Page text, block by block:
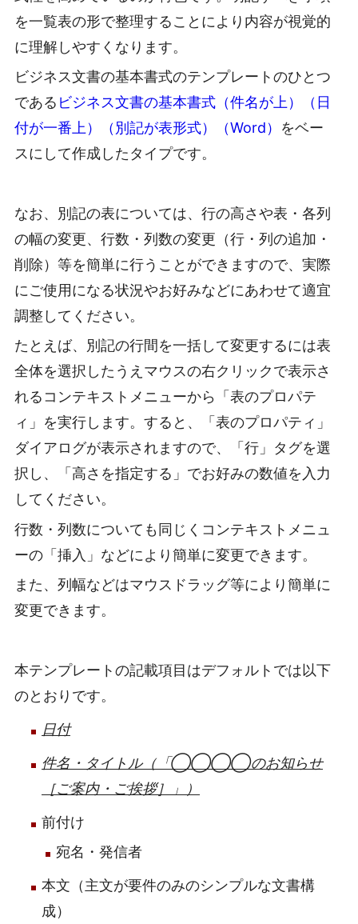
を一覧表の形で整理することにより内容が視覚的
に理解しやすくなります。
ビジネス文書の基本書式のテンプレートのひとつ
である ビジネス文書の基本書式（件名が上）（日
付が一番上）（別記が表形式）（Word） をベー
スにして作成したタイプです。
なお、別記の表については、行の高さや表・各列
の幅の変更、行数・列数の変更（行・列の追加・
削除）等を簡単に行うことができますので、実際
にご使用になる状況やお好みなどにあわせて適宜
調整してください。
たとえば、別記の行間を一括して変更するには表
全体を選択したうえマウスの右クリックで表示さ
れるコンテキストメニューから「表のプロパテ
ィ」を実行します。すると、「表のプロパティ」
ダイアログが表示されますので、「行」タグを選
択し、「高さを指定する」でお好みの数値を入力
してください。
行数・列数についても同じくコンテキストメニュ
ーの「挿入」などにより簡単に変更できます。
また、列幅などはマウスドラッグ等により簡単に
変更できます。
本テンプレートの記載項目はデフォルトでは以下
のとおりです。
日付
件名・タイトル（「◯◯◯◯のお知らせ
［ご案内・ご挨拶］」）
前付け
宛名・発信者
本文（主文が要件のみのシンプルな文書構
成）